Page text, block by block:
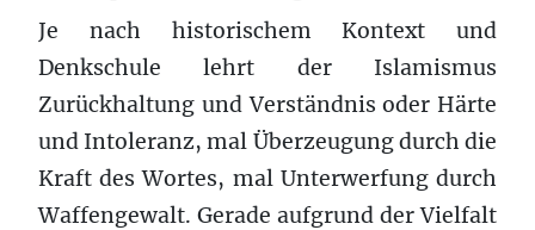
Je nach historischem Kontext und
Denkschule lehrt der Islamismus
Zurückhaltung und Verständnis oder Härte
und Intoleranz, mal Überzeugung durch die
Kraft des Wortes, mal Unterwerfung durch
Waffengewalt. Gerade aufgrund der Vielfalt